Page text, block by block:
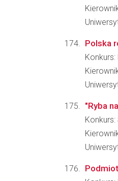
Polska
Konkurs:
"Ryba
Konkurs: